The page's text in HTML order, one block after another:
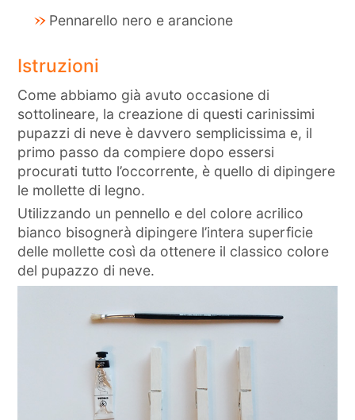
Pennarello nero e arancione
Istruzioni
Come abbiamo già avuto occasione di
sottolineare, la creazione di questi carinissimi
pupazzi di neve è davvero semplicissima e, il
primo passo da compiere dopo essersi
procurati tutto l’occorrente, è quello di dipingere
le mollette di legno.
Utilizzando un pennello e del colore acrilico
bianco bisognerà dipingere l’intera superficie
delle mollette così da ottenere il classico colore
del pupazzo di neve.